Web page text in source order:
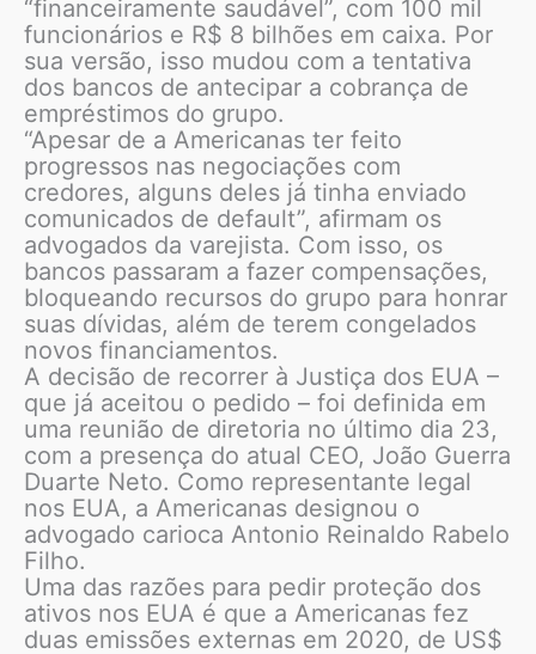
“financeiramente saudável”, com 100 mil
funcionários e R$ 8 bilhões em caixa. Por
sua versão, isso mudou com a tentativa
dos bancos de antecipar a cobrança de
empréstimos do grupo.
“Apesar de a Americanas ter feito
progressos nas negociações com
credores, alguns deles já tinha enviado
comunicados de default”, afirmam os
advogados da varejista. Com isso, os
bancos passaram a fazer compensações,
bloqueando recursos do grupo para honrar
suas dívidas, além de terem congelados
novos financiamentos.
A decisão de recorrer à Justiça dos EUA –
que já aceitou o pedido – foi definida em
uma reunião de diretoria no último dia 23,
com a presença do atual CEO, João Guerra
Duarte Neto. Como representante legal
nos EUA, a Americanas designou o
advogado carioca Antonio Reinaldo Rabelo
Filho.
Uma das razões para pedir proteção dos
ativos nos EUA é que a Americanas fez
duas emissões externas em 2020, de US$